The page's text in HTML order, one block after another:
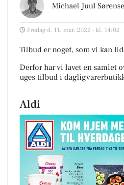
Michael Juul
Fredag d. 11. mar. 2022 - kl. 14:02
Tilbud er noget, som vi kan
Derfor har vi lavet en samlet
uges tilbud i
Aldi